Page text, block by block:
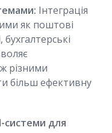
Інтеграція
як поштові
бухгалтерські
різними
більш ефективну
системи для